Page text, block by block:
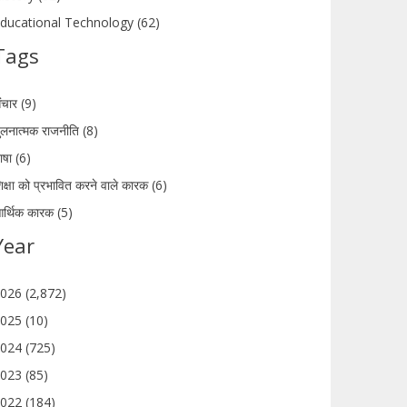
Technology (62)
(9)
राजनीति (8)
(6)
को प्रभावित करने वाले कारक (6)
कारक (5)
(2,872)
(10)
(725)
(85)
(184)